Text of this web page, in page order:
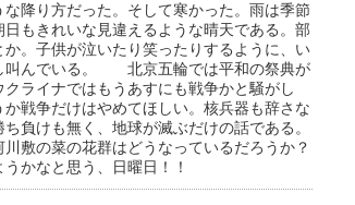
降り方だった。そして寒かった。雨は季節
もきれいな見違えるような晴天である。部
。子供が泣いたり笑ったりするように、い
叫んでいる。 北京五輪では平和の祭典が
ライナではもうあすにも戦争かと騒がし
戦争だけはやめてほしい。核兵器も辞さな
負けも無く、地球が滅ぶだけの話である。
の菜の花群はどうなっているだろうか？
かなと思う、日曜日！！